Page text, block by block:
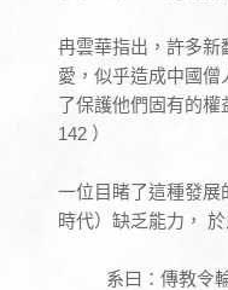
冉雲華指出，許多新
愛，似乎造成中國
了保護他們固有的權
142 ）
一位目睹了這種發
時代）缺乏能力，
系曰：傳教令